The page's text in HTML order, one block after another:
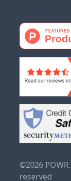
©2026
reserved